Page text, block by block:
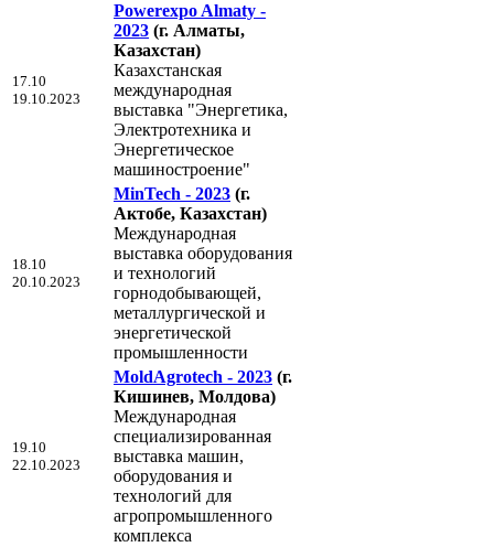
17.10
19.10.2023
Powerexpo Almaty -
2023 (г. Алматы,
Казахстан)
Казахстанская
международная
выставка "Энергетика,
Электротехника и
Энергетическое
машиностроение"
18.10
20.10.2023
MinTech - 2023 (г.
Актобе, Казахстан)
Международная
выставка оборудования
и технологий
горнодобывающей,
металлургической и
энергетической
промышленности
19.10
22.10.2023
MoldAgrotech - 2023 (г.
Кишинев, Молдова)
Международная
специализированная
выставка машин,
оборудования и
технологий для
агропромышленного
комплекса